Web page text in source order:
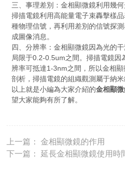
三、事理差別：金相顯微鏡利用幾何
掃描電鏡利用高能量電子束轟擊樣
種物理信號，再利用差別的信號
成圖像消息。
四、分辨率：金相顯微鏡因為光的
局限于0.2-0.5um之間。掃描電鏡
辨率可抵達1-3nm之間，所以金相
剖析，掃描電鏡的組織觀測屬于納米級
以上就是小編為大家介紹的金相顯
望大家能夠有所了解。
上一篇： 金相顯微鏡的作用
下一篇： 延長金相顯微鏡使用時